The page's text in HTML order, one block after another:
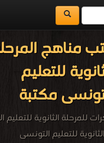
مناهج
للتعليم
مكتبة
للمرحلة الثانوية للتعليم
للتعليم التونسى